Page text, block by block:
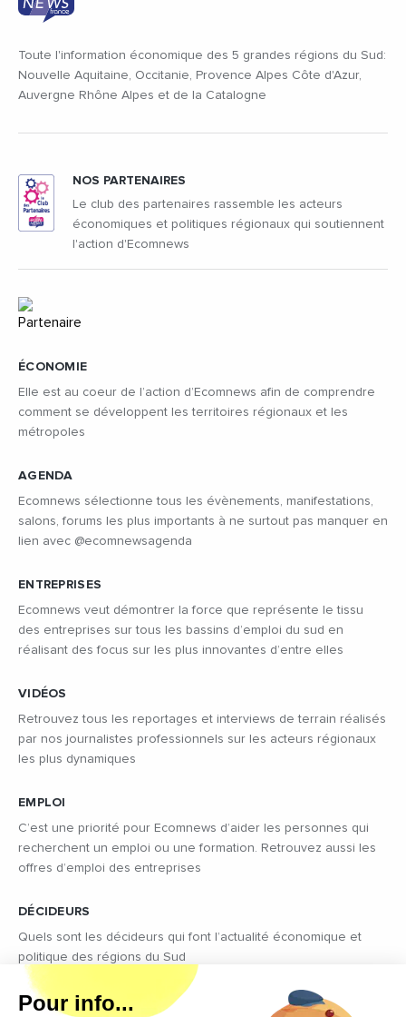
Toute l'information économique des 5 grandes régions du Sud:
Nouvelle Aquitaine, Occitanie, Provence Alpes Côte d'Azur,
Auvergne Rhône Alpes et de la Catalogne
ÉCONOMIE
Elle est au coeur de l’action d’Ecomnews afin de comprendre
comment se développent les territoires régionaux et les
métropoles
AGENDA
Ecomnews sélectionne tous les évènements, manifestations,
salons, forums les plus importants à ne surtout pas manquer en
lien avec @ecomnewsagenda
ENTREPRISES
Ecomnews veut démontrer la force que représente le tissu
des entreprises sur tous les bassins d’emploi du sud en
réalisant des focus sur les plus innovantes d’entre elles
VIDÉOS
Retrouvez tous les reportages et interviews de terrain réalisés
par nos journalistes professionnels sur les acteurs régionaux
les plus dynamiques
EMPLOI
C’est une priorité pour Ecomnews d’aider les personnes qui
recherchent un emploi ou une formation. Retrouvez aussi les
offres d’emploi des entreprises
DÉCIDEURS
Quels sont les décideurs qui font l’actualité économique et
politique des régions du Sud
NOS PARTENAIRES
Le club des partenaires rassemble les acteurs
économiques et politiques régionaux qui soutiennent
l'action d'Ecomnews